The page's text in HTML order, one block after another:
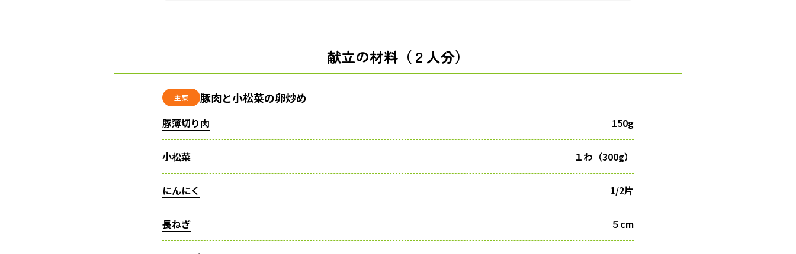
献立の材料（２人分）
主菜 豚肉と小松菜の卵炒め
豚薄切り肉 150g
小松菜 １わ（300g）
にんにく 1/2片
長ねぎ ５cm